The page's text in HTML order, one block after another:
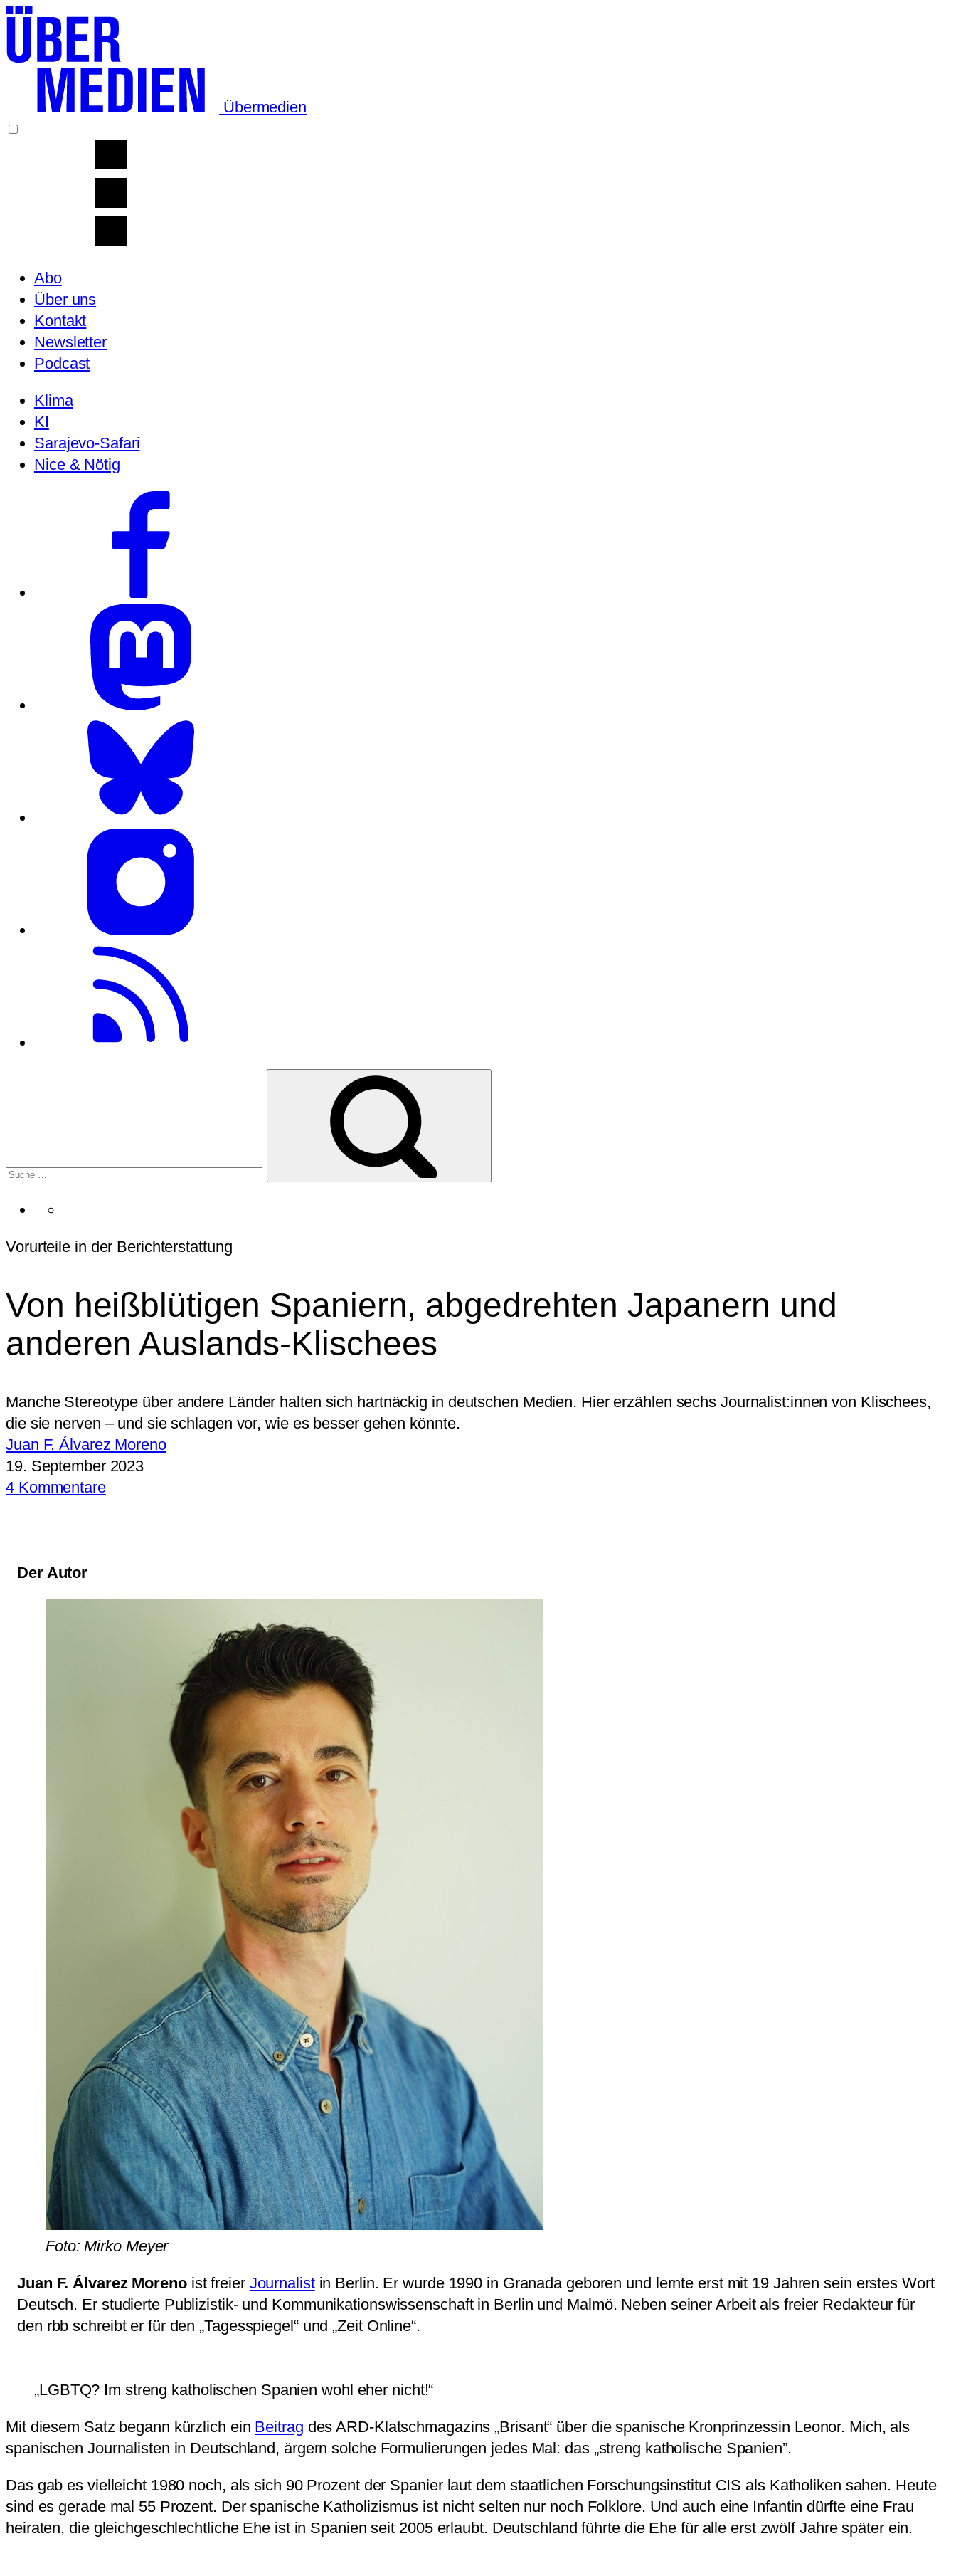
Übermedien
Abo
Über uns
Kontakt
Newsletter
Podcast
Klima
KI
Sarajevo-Safari
Nice & Nötig
Vorurteile in der Berichterstattung
Von heißblütigen Spaniern, abgedrehten Japanern und
anderen Auslands-Klischees
Manche Stereotype über andere Länder halten sich hartnäckig in deutschen Medien. Hier erzählen sechs Journalist:innen von Klischees,
die sie nerven – und sie schlagen vor, wie es besser gehen könnte.
Juan F. Álvarez Moreno
19. September 2023
4 Kommentare
Der Autor
Foto: Mirko Meyer
Juan F. Álvarez Morenoist freier Journalistin Berlin. Er wurde 1990 in Granada geboren und lernte erst mit 19 Jahren sein erstes Wort
Deutsch. Er studierte Publizistik- und Kommunikationswissenschaft in Berlin und Malmö. Neben seiner Arbeit als freier Redakteur für
den rbb schreibt er für den „Tagesspiegel“ und „Zeit Online“.
„LGBTQ? Im streng katholischen Spanien wohl eher nicht!“
Mit diesem Satz begann kürzlich ein Beitrag des ARD-Klatschmagazins „Brisant“ über die spanische Kronprinzessin Leonor. Mich, als
spanischen Journalisten in Deutschland, ärgern solche Formulierungen jedes Mal: das „streng katholische Spanien”.
Das gab es vielleicht 1980 noch, als sich 90 Prozent der Spanier laut dem staatlichen Forschungsinstitut CIS als Katholiken sahen. Heute
sind es gerade mal 55 Prozent. Der spanische Katholizismus ist nicht selten nur noch Folklore. Und auch eine Infantin dürfte eine Frau
heiraten, die gleichgeschlechtliche Ehe ist in Spanien seit 2005 erlaubt. Deutschland führte die Ehe für alle erst zwölf Jahre später ein.